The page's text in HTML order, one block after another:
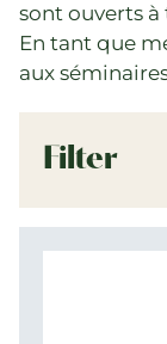
Actualités
sont ouverts à
En tant que
aux
Filter